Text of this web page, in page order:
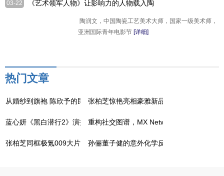
03-22
《艺术领军人物》让影响力的人物载入陶
陶润文，中国陶瓷工艺美术大师，国家一级美术师，
亚洲国际青年电影节 [详细]
热门文章
从婚纱到旗袍 陈欣予的民国扮相把优雅刻进了DNA
张柏芝惊艳亮相豪雅新品发布会 红装女神
蓝心妍《黑白潜行2》演技超群引票房飘红重构社交图谱，MX Network开启算力社交
张柏芝同框极氪009大片曝光 粉裙飘舞尽显优雅自由
孙俪董子健的意外化学反应 网友大呼这是